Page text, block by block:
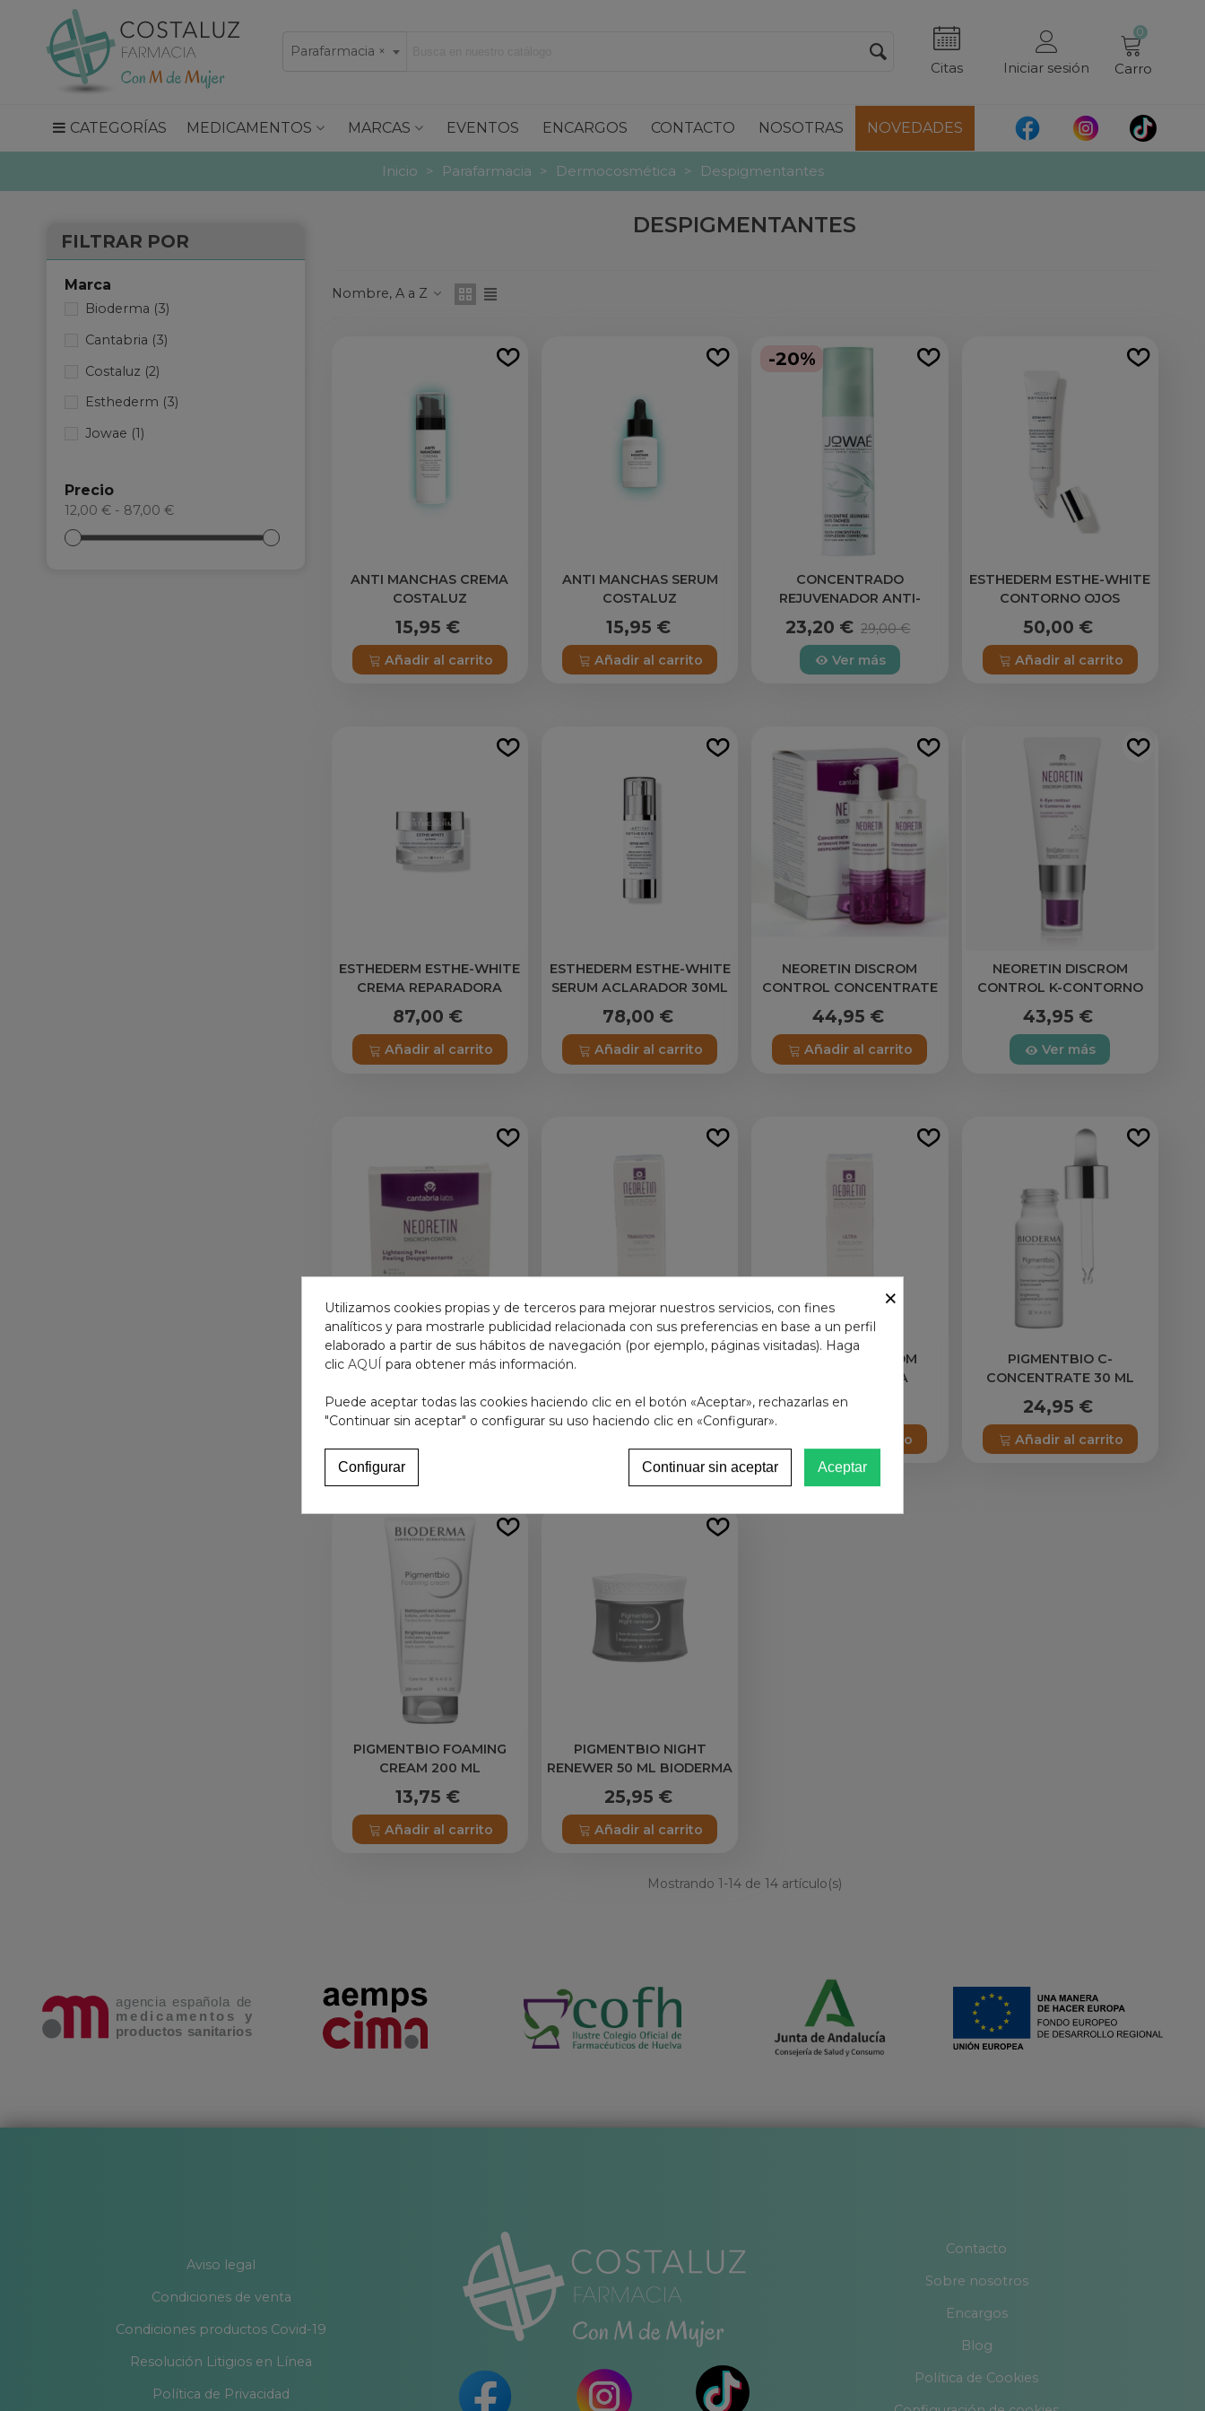
×
Parafarmacia
Citas Iniciar sesión
0
Carro
CATEGORÍAS MEDICAMENTOS MARCAS EVENTOS ENCARGOS CONTACTO NOSOTRAS NOVEDADES
Inicio > Parafarmacia > Dermocosmética > Despigmentantes
FILTRAR POR
Marca
Bioderma (3)
Cantabria (3)
Costaluz (2)
Esthederm (3)
Jowae (1)
Precio
12,00 € - 87,00 €
DESPIGMENTANTES
Nombre, A a Z
ANTI MANCHAS CREMA
COSTALUZ
15,95 €
Añadir al carrito
ANTI MANCHAS SERUM
COSTALUZ
15,95 €
Añadir al carrito
-20%
CONCENTRADO
REJUVENADOR ANTI-
MANCHAS JOWAE
23,20 € 29,00 €
Ver más
ESTHEDERM ESTHE-WHITE
CONTORNO OJOS
ACLARADOR 15ML
50,00 €
Añadir al carrito
ESTHEDERM ESTHE-WHITE
CREMA REPARADORA
ACLARADORA NOCHE
50ML
87,00 €
Añadir al carrito
ESTHEDERM ESTHE-WHITE
SERUM ACLARADOR 30ML
78,00 €
Añadir al carrito
NEORETIN DISCROM
CONTROL CONCENTRATE
DESPIGMENTANTE
INTENSIVO 2 ENVASES 10
ML
44,95 €
Añadir al carrito
NEORETIN DISCROM
CONTROL K-CONTORNO
DE OJOS DESPIGMENTANTE
1 TUBO 15 ML
43,95 €
Ver más
NEORETIN DISCROM
DESPIGMENTANTE 6
DISCOS X 6 ML
21,95 €
NEORETIN DISCROM
CREMA DESPIGMENTANTE 1
ENVASE 50 ML
50,15 €
NEORETIN DISCROM
CONTROL ULTRA
EMULSION
DESPIGMENTANTE 30 ML
59,95 €
Añadir al carrito
PIGMENTBIO C-
CONCENTRATE 30 ML
BIODERMA
24,95 €
Añadir al carrito
PIGMENTBIO FOAMING
CREAM 200 ML
13,75 €
Añadir al carrito
PIGMENTBIO NIGHT
RENEWER 50 ML BIODERMA
25,95 €
Añadir al carrito
Mostrando1-14 de 14 artículo(s)
Aviso legal
Condiciones de venta
Condiciones productos Covid-19
Resolución Litigios en Línea
Política de Privacidad
Contacto
Sobre nosotros
Encargos
Blog
Política de Cookies
×
Utilizamos cookies propias y de terceros para mejorar nuestros servicios, con fines
analíticos y para mostrarle publicidad relacionada con sus preferencias en base a un perfil
elaborado a partir de sus hábitos de navegación (por ejemplo, páginas visitadas). Haga
clic AQUÍ para obtener más información.
Puede aceptar todas las cookies haciendo clic en el botón «Aceptar», rechazarlas en
"Continuar sin aceptar" o configurar su uso haciendo clic en «Configurar».
Aceptar
Continuar sin aceptar
Configurar